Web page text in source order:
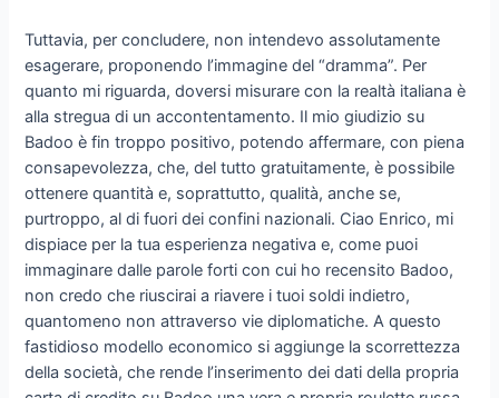
Tuttavia, per concludere, non intendevo assolutamente
esagerare, proponendo l’immagine del “dramma”. Per
quanto mi riguarda, doversi misurare con la realtà italiana è
alla stregua di un accontentamento. Il mio giudizio su
Badoo è fin troppo positivo, potendo affermare, con piena
consapevolezza, che, del tutto gratuitamente, è possibile
ottenere quantità e, soprattutto, qualità, anche se,
purtroppo, al di fuori dei confini nazionali. Ciao Enrico, mi
dispiace per la tua esperienza negativa e, come puoi
immaginare dalle parole forti con cui ho recensito Badoo,
non credo che riuscirai a riavere i tuoi soldi indietro,
quantomeno non attraverso vie diplomatiche. A questo
fastidioso modello economico si aggiunge la scorrettezza
della società, che rende l’inserimento dei dati della propria